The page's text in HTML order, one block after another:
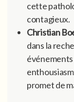
cette
contagieux.
Christian
dans la
événements
promet de